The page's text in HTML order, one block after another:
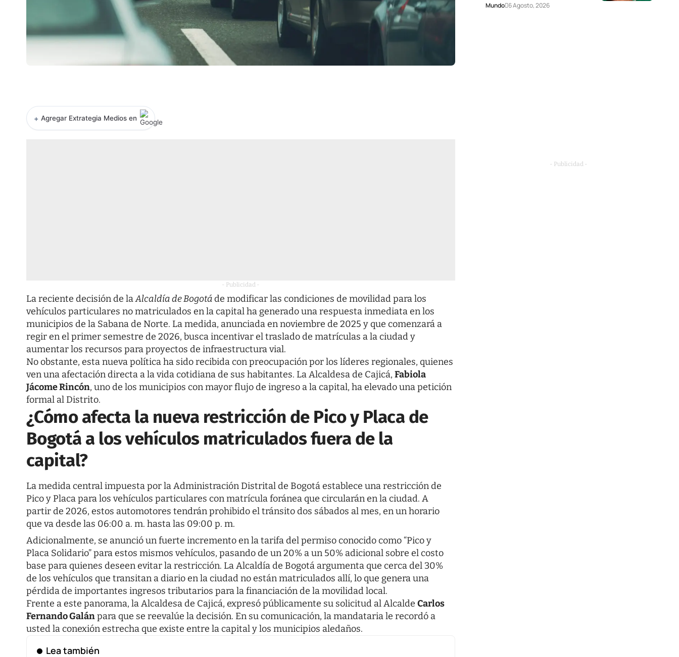
+ Agregar Extrategia Medios en
- Publicidad -
La reciente decisión de laAlcaldía de Bogotáde modificar las condiciones de movilidad para los
vehículos particulares no matriculados en la capital ha generado una respuesta inmediata en los
municipios de la Sabana de Norte. La medida, anunciada en noviembre de 2025 y que comenzará a
regir en el primer semestre de 2026, busca incentivar el traslado de matrículas a la ciudad y
aumentar los recursos para proyectos de infraestructura vial.
No obstante, esta nueva política ha sido recibida con preocupación por los líderes regionales, quienes
ven una afectación directa a la vida cotidiana de sus habitantes. La Alcaldesa de Cajicá, Fabiola
Jácome Rincón, uno de los municipios con mayor flujo de ingreso a la capital, ha elevado una petición
formal al Distrito.
¿Cómo afecta la nueva restricción de Pico y Placa de
Bogotá a los vehículos matriculados fuera de la
capital?
La medida central impuesta por la Administración Distrital de Bogotá establece una restricción de
Pico y Placa para los vehículos particulares con matrícula foránea que circularán en la ciudad. A
partir de 2026, estos automotores tendrán prohibido el tránsito dos sábados al mes, en un horario
que va desde las 06:00 a. m. hasta las 09:00 p. m.
Adicionalmente, se anunció un fuerte incremento en la tarifa del permiso conocido como “Pico y
Placa Solidario” para estos mismos vehículos, pasando de un 20% a un 50% adicional sobre el costo
base para quienes deseen evitar la restricción. La Alcaldía de Bogotá argumenta que cerca del 30%
de los vehículos que transitan a diario en la ciudad no están matriculados allí, lo que genera una
pérdida de importantes ingresos tributarios para la financiación de la movilidad local.
Frente a este panorama, la Alcaldesa de Cajicá, expresó públicamente su solicitud al Alcalde Carlos
Fernando Galánpara que se reevalúe la decisión. En su comunicación, la mandataria le recordó a
usted la conexión estrecha que existe entre la capital y los municipios aledaños.
Lea también
Mundo 6 Agosto, 2026
- Publicidad -